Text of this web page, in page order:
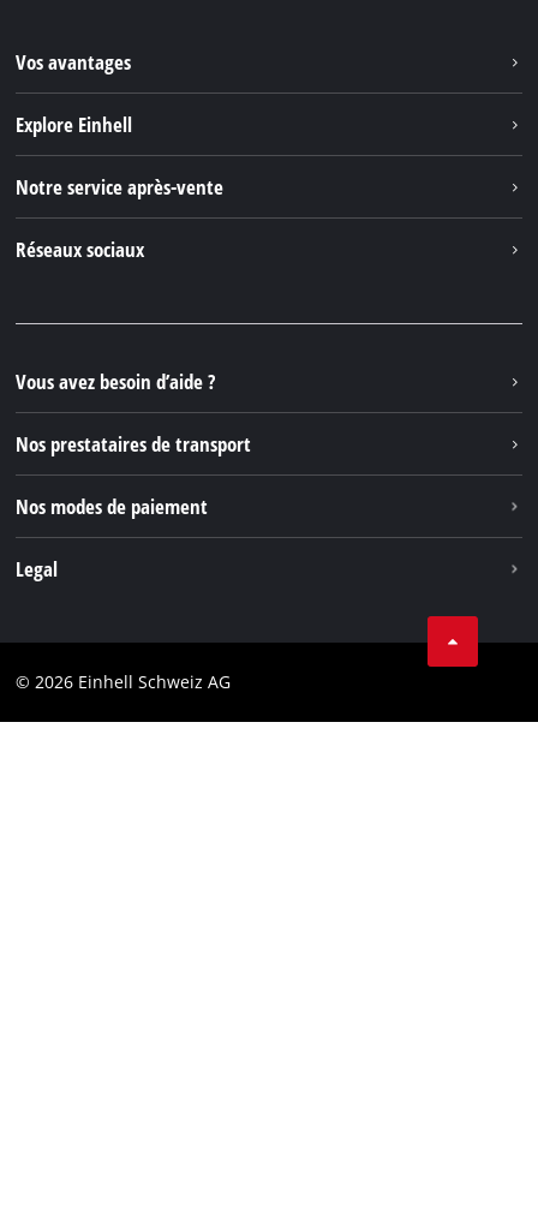
Vos avantages
Explore Einhell
Einhell Germany AG
Notre service après-vente
Réseaux sociaux
Instagram
TikTok
Pinterest
Vous avez besoin d’aide ?
Nos prestataires de transport
Nos modes de paiement
Legal
Marque
© 2026 Einhell Schweiz AG